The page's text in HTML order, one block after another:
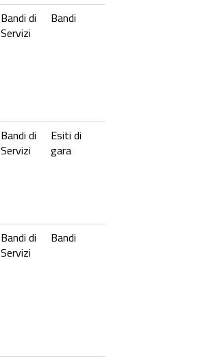
Bandi di
Servizi
Bandi
Bandi di
Servizi
Esiti di
gara
Bandi di
Servizi
Bandi